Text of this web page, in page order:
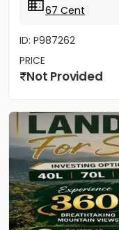
67 Cent
ID: P987262
PRICE
Not Provided